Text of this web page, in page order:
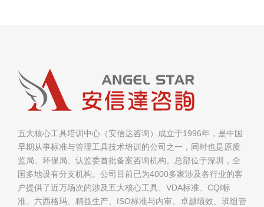
五大核心工具培训中心（安信达咨询）成立于1996年，是中国
早期从事标准与管理工具技术培训的公司之一，同时也是原质
监局、环保局、认监委首批备案咨询机构。总部位于深圳，全
国多地设有分支机构。公司目前已为4000多家涉及各行业的客
户提供了近万场次的涉及五大核心工具、VDA标准、CQI标
准、六西格玛、精益生产、ISO标准与内审、卓越绩效、班组管